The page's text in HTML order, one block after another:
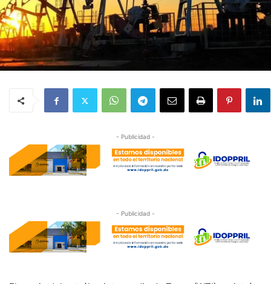
- Publicidad -
- Publicidad -